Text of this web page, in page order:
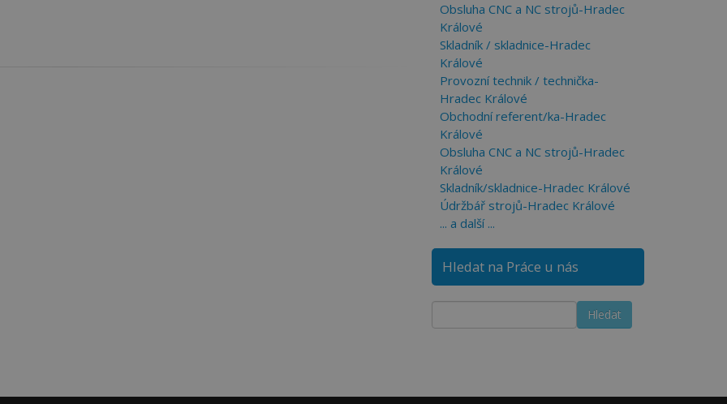
Obsluha CNC a NC strojů-Hradec
Králové
Skladník / skladnice-Hradec
Králové
Provozní technik / technička-
Hradec Králové
Obchodní referent/ka-Hradec
Králové
Obsluha CNC a NC strojů-Hradec
Králové
Skladník/skladnice-Hradec Králové
Údržbář strojů-Hradec Králové
... a další ...
Hledat na Práce u nás